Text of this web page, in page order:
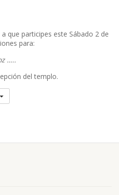
que participes este Sábado 2 de
para:
…..
del templo.